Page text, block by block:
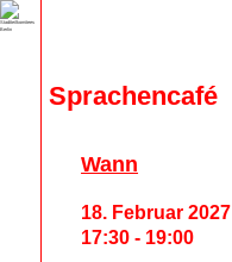
Sprachencafé
Wann
18. Februar 2027
17:30 - 19:00